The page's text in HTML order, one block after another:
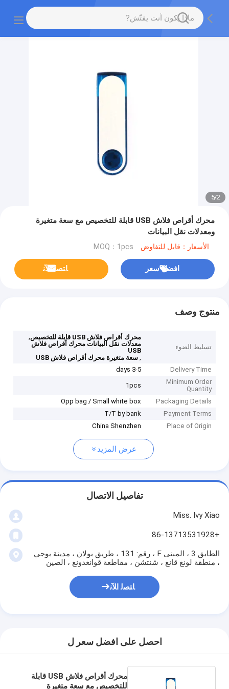
2
/
5
محرك أقراص فلاش USB قابلة للتخصيص مع سعة متغيرة
ومعدلات نقل البيانات
الأسعار：قابل للتفاوض MOQ：1pcs
افضل سعر ﺎﺘﺼﻟ ﺍﻶﻧ
منتوج وصف
تسليط الضوء
محرك أقراص فلاش USB قابلة للتخصيص
,
معدلات نقل البيانات محرك أقراص فلاش
USB
,سعة متغيرة محرك أقراص فلاش USB
Delivery Time
3-5 days
Minimum Order
Quantity
1pcs
Packaging Details
Opp bag / Small white box
Payment Terms
T/T by bank
Place of Origin
China Shenzhen
عرض المزيد
تفاصيل الاتصال
Miss. Ivy Xiao
+86-13713531928
الطابق 3 ، المبنى F ، رقم: 131 ، طريق بولان ، مدينة بوجي
، منطقة لونغ قانغ ، شنتشن ، مقاطعة قوانغدونغ ، الصين
ﺎﺘﺼﻟ ﺍﻶﻧ
احصل على افضل سعر ل
محرك أقراص فلاش USB قابلة
للتخصيص مع سعة متغيرة